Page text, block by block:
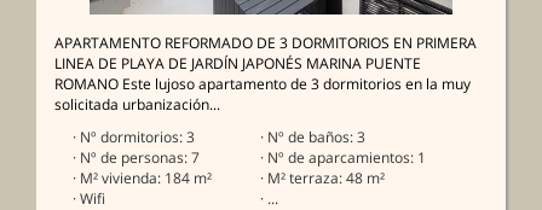
APARTAMENTO REFORMADO DE 3 DORMITORIOS EN PRIMERA
LINEA DE PLAYA DE JARDÍN JAPONÉS MARINA PUENTE
ROMANO Este lujoso apartamento de 3 dormitorios en la muy
solicitada urbanización...
· Nº dormitorios: 3
· Nº de baños: 3
· Nº de personas: 7
· Nº de aparcamientos: 1
· M² vivienda: 184 m²
· M² terraza: 48 m²
· Wifi
· ...